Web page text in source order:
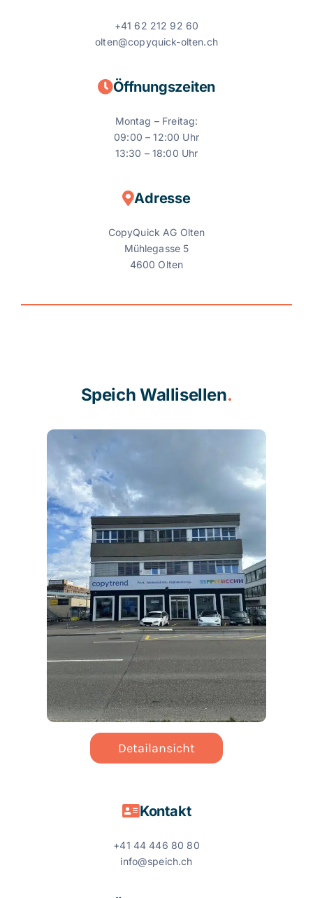
+41 62 212 92 60
olten@copyquick-olten.ch
Öffnungszeiten
Montag – Freitag:
09:00 – 12:00 Uhr
13:30 – 18:00 Uhr
Adresse
CopyQuick AG Olten
Mühlegasse 5
4600 Olten
Speich Wallisellen.
Detailansicht
Kontakt
+41 44 446 80 80
info@speich.ch